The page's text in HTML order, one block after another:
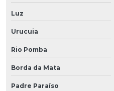
Luz
Urucuia
Rio Pomba
Borda da Mata
Padre Paraíso